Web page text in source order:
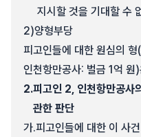
지시할 것을 기대할 수
2)양형부당
피고인들에 대한 원심의
인천항만공사: 벌금 1억 원
2.피고인 2, 인천항만공사
관한 판단
가.피고인들에 대한 이 사